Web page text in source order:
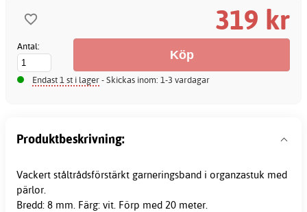
319 kr
Antal:
Endast 1 st i lager- Skickas inom: 1-3 vardagar
Produktbeskrivning:
Vackert ståltrådsförstärkt garneringsband i organzastuk med
pärlor.
Bredd: 8 mm. Färg: vit. Förp med 20 meter.